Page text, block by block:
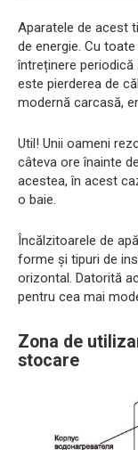
Aparatele de acest
de energie. Cu
întreținere
este pierderea de
modernă carcasă,
Util! Unii oameni
câteva ore înainte
acestea, în acest
o baie.
Încălzitoarele de
forme și tipuri de
orizontal. Datorită
pentru cea mai
Zona de
stocare